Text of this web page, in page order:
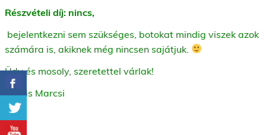
Részvételi díj: nincs,
bejelentkezni sem szükséges, botokat mindig viszek azok
számára is, akiknek még nincsen sajátjuk.
Üdv és mosoly, szeretettel várlak!
Kocsis Marcsi